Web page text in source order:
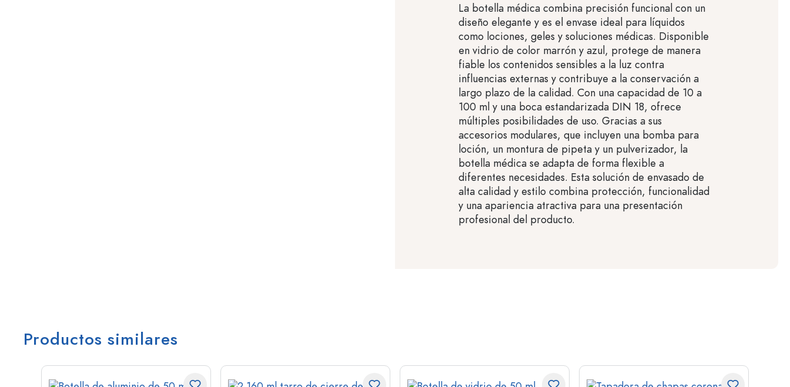
La botella médica combina precisión funcional con un
diseño elegante y es el envase ideal para líquidos
como lociones, geles y soluciones médicas. Disponible
en vidrio de color marrón y azul, protege de manera
fiable los contenidos sensibles a la luz contra
influencias externas y contribuye a la conservación a
largo plazo de la calidad. Con una capacidad de 10 a
100 ml y una boca estandarizada DIN 18, ofrece
múltiples posibilidades de uso. Gracias a sus
accesorios modulares, que incluyen una bomba para
loción, un montura de pipeta y un pulverizador, la
botella médica se adapta de forma flexible a
diferentes necesidades. Esta solución de envasado de
alta calidad y estilo combina protección, funcionalidad
y una apariencia atractiva para una presentación
profesional del producto.
Productos similares